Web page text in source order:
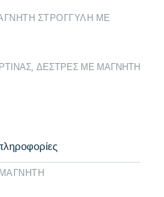
ΣΤΡΟΓΓΥΛΗ ΜΕ
ΔΕΣΤΡΕΣ ΜΕ ΜΑΓΝΗΤΗ